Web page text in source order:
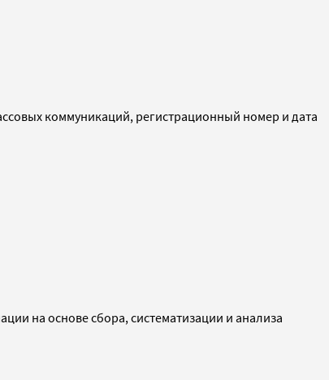
коммуникаций, регистрационный номер и дата
на основе сбора, систематизации и анализа